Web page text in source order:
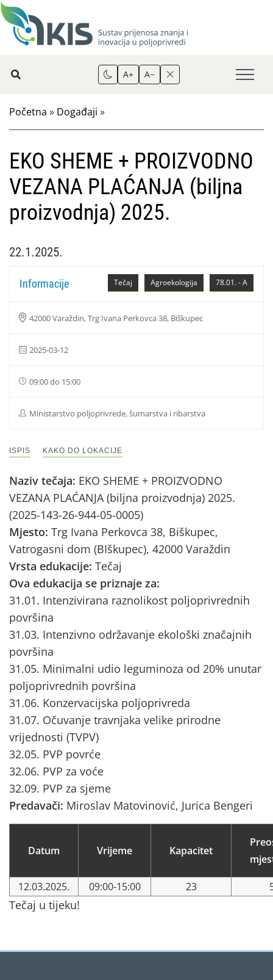
A+ A−
Početna » Događaji »
EKO SHEME + PROIZVODNO
VEZANA PLAĆANJA (biljna
proizvodnja) 2025.
22.1.2025.
78.01. - A
Agroekologija
Tečaj
Informacije
42000 Varaždin, Trg Ivana Perkovca 38, Biškupec
2025-03-12
09:00 do 15:00
Ministarstvo poljoprivrede, šumarstva i ribarstva
ISPIS KAKO DO LOKACIJE
Naziv tečaja: EKO SHEME + PROIZVODNO
VEZANA PLAĆANJA (biljna proizvodnja) 2025.
(2025-143-26-944-05-0005)
Mjesto: Trg Ivana Perkovca 38, Biškupec,
Vatrogasni dom (BIškupec), 42000 Varaždin
Vrsta edukacije: Tečaj
Ova edukacija se priznaje za:
31.01. Intenzivirana raznolikost poljoprivrednih
površina
31.03. Intenzivno održavanje ekološki značajnih
površina
31.05. Minimalni udio leguminoza od 20% unutar
poljoprivrednih površina
31.06. Konzervacijska poljoprivreda
31.07. Očuvanje travnjaka velike prirodne
vrijednosti (TVPV)
32.05. PVP povrće
32.06. PVP za voće
32.09. PVP za sjeme
Predavači: Miroslav Matovinović, Jurica Bengeri
Datum Vrijeme Kapacitet
12.03.2025. 09:00-15:00 23
Tečaj u tijeku!